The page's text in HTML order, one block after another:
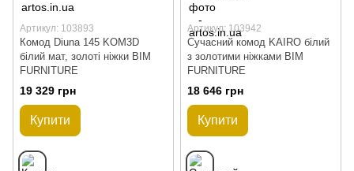
Артикул: 103893
Комод Diuna 145 KOM3D
білий мат, золоті ніжки BIM
FURNITURE
19 329 грн
Купити
Артикул: 103942
Сучасний комод KAIRO білий
з золотими ніжками BIM
FURNITURE
18 646 грн
Купити